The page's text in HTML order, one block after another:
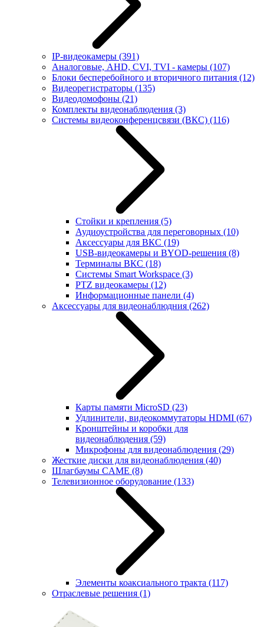
IP-видеокамеры (391)
Аналоговые, AHD, CVI, TVI - камеры (107)
Блоки бесперебойного и вторичного питания (12)
Видеорегистраторы (135)
Видеодомофоны (21)
Комплекты видеонаблюдения (3)
Системы видеоконференцсвязи (ВКС) (116)
Стойки и крепления (5)
Аудиоустройства для переговорных (10)
Аксессуары для ВКС (19)
USB-видеокамеры и BYOD-решения (8)
Терминалы ВКС (18)
Системы Smart Workspace (3)
PTZ видеокамеры (12)
Информационные панели (4)
Аксессуары для видеонаблюдния (262)
Карты памяти MicroSD (23)
Удлинители, видеокоммутаторы HDMI (67)
Кронштейны и коробки для
видеонаблюдения (59)
Микрофоны для видеонаблюдения (29)
Жесткие диски для видеонаблюдения (40)
Шлагбаумы CAME (8)
Телевизионное оборудование (133)
Элементы коаксиального тракта (117)
Отраслевые решения (1)